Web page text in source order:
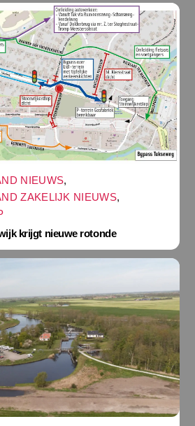
NIEUWS,
ZAKELIJK NIEUWS,
krijgt nieuwe rotonde